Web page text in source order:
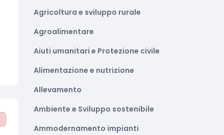
Agricoltura e sviluppo rurale
Agroalimentare
Aiuti umanitari e Protezione civile
Alimentazione e nutrizione
Allevamento
Ambiente e Sviluppo sostenibile
Ammodernamento impianti